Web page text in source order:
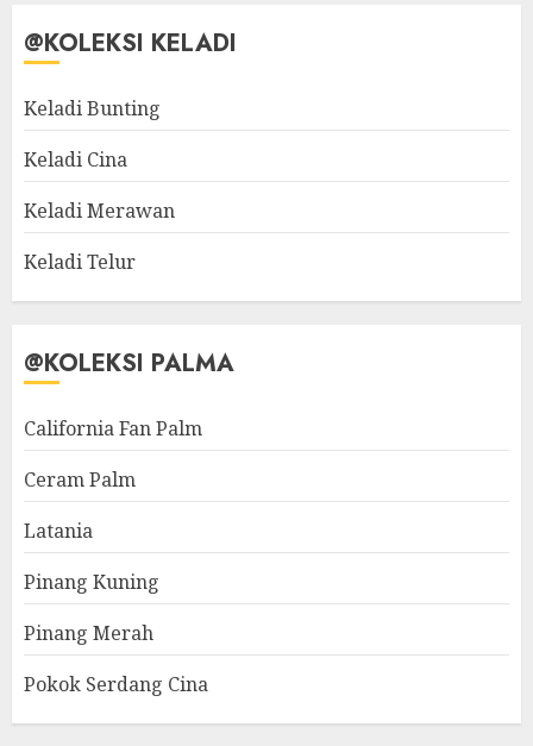
@KOLEKSI KELADI
Keladi Bunting
Keladi Cina
Keladi Merawan
Keladi Telur
@KOLEKSI PALMA
California Fan Palm
Ceram Palm
Latania
Pinang Kuning
Pinang Merah
Pokok Serdang Cina